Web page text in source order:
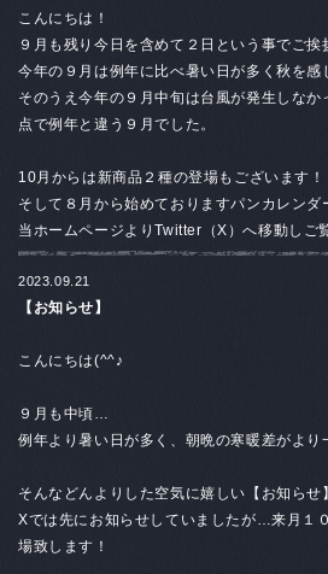
こんにちは！
９月も残り今日を含めて２日という事でご挨
今年の９月は例年に比べ暑い日が多く秋を感
そのうえ今年の９月中旬は台風が発生しな
点で例年と違う９月でした。
10月からは新商品２種の登場もございます！
そして８月から始めておりますパンカレン
当ホームページよりTwitter（X）へ移動し
2023.09.21
【お知らせ】
こんにちは(^^♪
９月も中頃…
例年より暑い日が多く、朝晩の寒暖差がよ
そんなどんよりした空気に嬉しい【お知らせ
Xでは先にお知らせしていましたが…来月１
場致します！